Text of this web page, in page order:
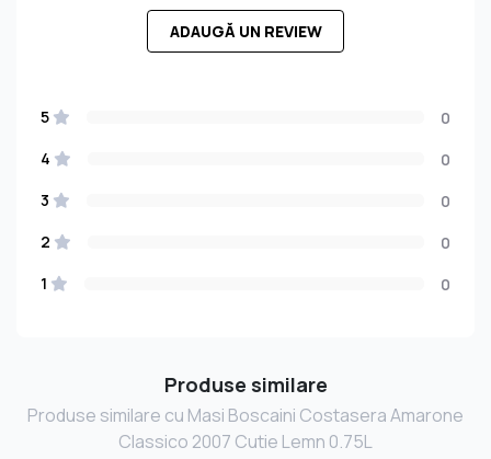
ADAUGĂ UN REVIEW
5
0
4
0
3
0
2
0
1
0
Produse similare
Produse similare cu Masi Boscaini Costasera Amarone
Classico 2007 Cutie Lemn 0.75L